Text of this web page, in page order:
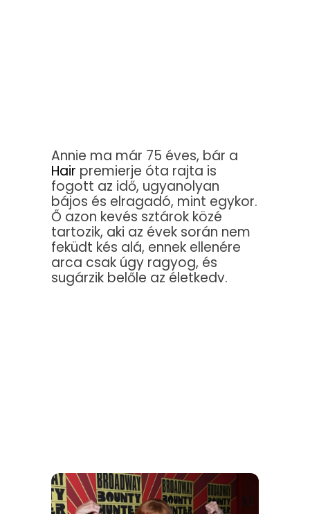
Annie ma már 75 éves, bár a
Hair premierje óta rajta is
fogott az idő, ugyanolyan
bájos és elragadó, mint egykor.
Ő azon kevés sztárok közé
tartozik, aki az évek során nem
feküdt kés alá, ennek ellenére
arca csak úgy ragyog, és
sugárzik belőle az életkedv.